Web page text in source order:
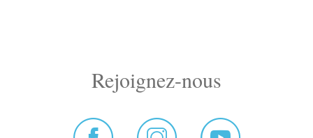
Rejoignez-nous